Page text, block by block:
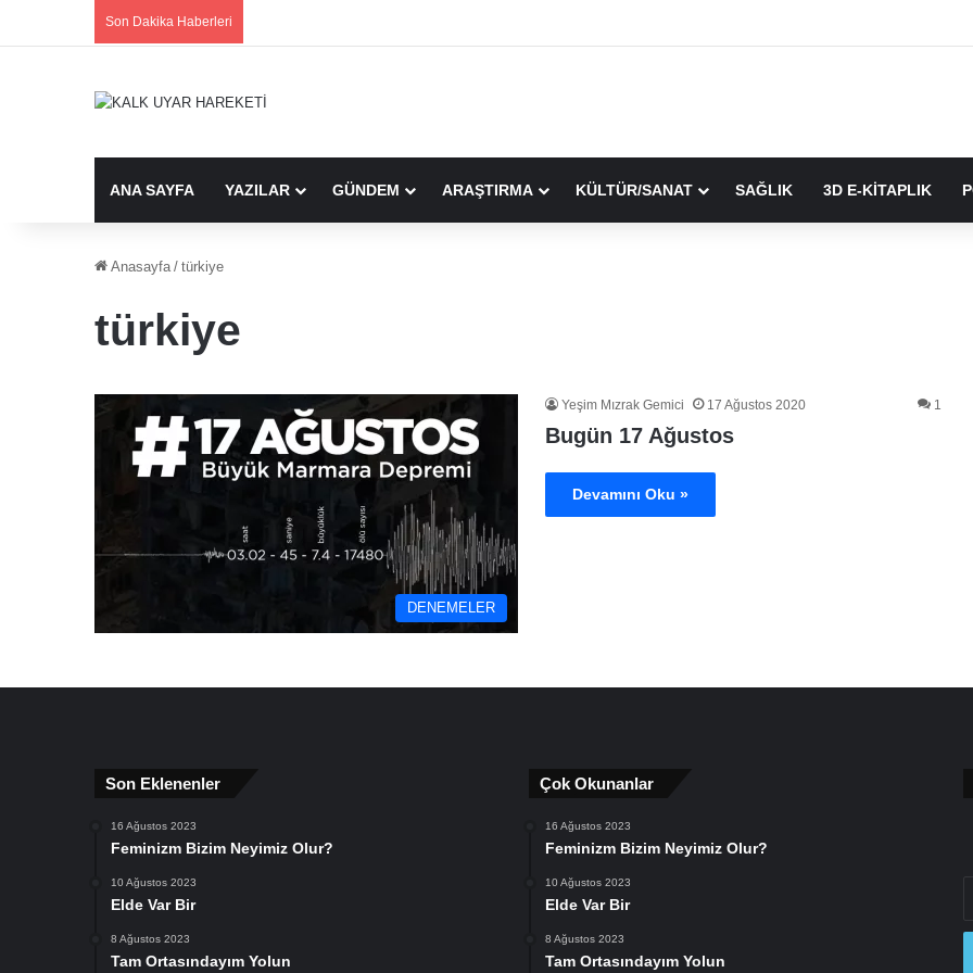
Son Dakika Haberleri
ANA SAYFA YAZILAR GÜNDEM ARAŞTIRMA KÜLTÜR/SANAT SAĞLIK 3D E-KİTAPLIK
Anasayfa / türkiye
türkiye
DENEMELER
Yeşim Mızrak Gemici 17 Ağustos 2020 1
Bugün 17 Ağustos
Devamını Oku »
Son Eklenenler
16 Ağustos 2023
Feminizm Bizim Neyimiz Olur?
10 Ağustos 2023
Elde Var Bir
8 Ağustos 2023
Tam Ortasındayım Yolun
Çok Okunanlar
16 Ağustos 2023
Feminizm Bizim Neyimiz Olur?
10 Ağustos 2023
Elde Var Bir
8 Ağustos 2023
Tam Ortasındayım Yolun